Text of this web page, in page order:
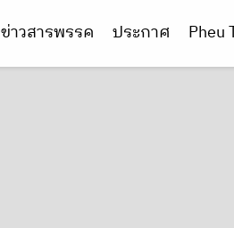
ข่าวสารพรรค ประกาศ Pheu